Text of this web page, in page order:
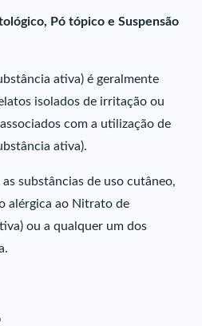
Pó tópico e Suspensão
ativa) é geralmente
isolados de irritação ou
com a utilização de
ativa).
substâncias de uso cutâneo,
alérgica ao Nitrato de
ou a qualquer um dos